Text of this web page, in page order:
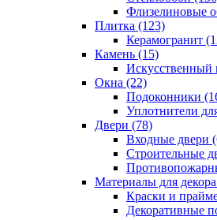
Флизелиновые
Плитка (123)
Керамогранит
Камень (15)
Искусственный
Окна (22)
Подоконники
Уплотнители
Двери (78)
Входные двери
Строительные
Материалы для
Краски и
Декоративные